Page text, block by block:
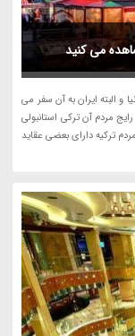
و البته ایران به آن سفر می
مردم آن ترکی استانبولی
ترکیه دارای بعضی عقاید